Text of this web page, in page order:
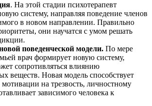
. На этой стадии психотерапевт
систему, направляя поведение членов
в новом направлении. Правильно
они научатся с умом решать
поведенческой модели. По мере
врач формирует новую систему,
сопротивляться влиянию
веществ. Новая модель способствует
на трезвость, личностному
зависимого человека к